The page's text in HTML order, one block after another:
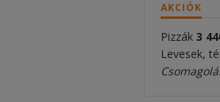
AKCIÓK
Pizzák 3
Levesek,